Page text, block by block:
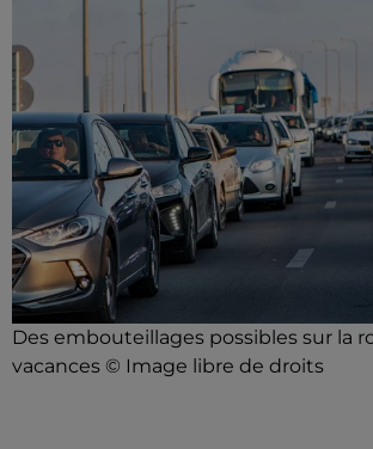
Des embouteillages possibles sur la
vacances © Image libre de droits